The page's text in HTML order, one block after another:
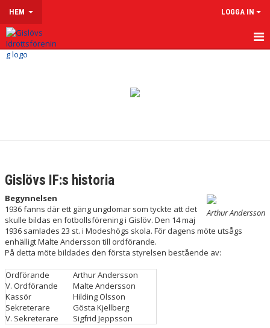
HEM LOGGA IN
HEM
IDROTTSFÖRSÄKRING
MULTIARENA
UTEGYM
PADEL
PUMPTRACK
Gislövs IF:s historia
Arthur Andersson
Begynnelsen
1936 fanns där ett gäng ungdomar som tyckte att det
skulle bildas en fotbollsförening i Gislöv. Den 14 maj
1936 samlades 23 st. i Modeshögs skola. För dagens möte utsågs
enhälligt Malte Andersson till ordförande.
På detta möte bildades den första styrelsen bestående av:
Ordförande
Arthur Andersson
V. Ordförande
Malte Andersson
Kassör
Hilding Olsson
Sekreterare
Gösta Kjellberg
V. Sekreterare
Sigfrid Jeppsson